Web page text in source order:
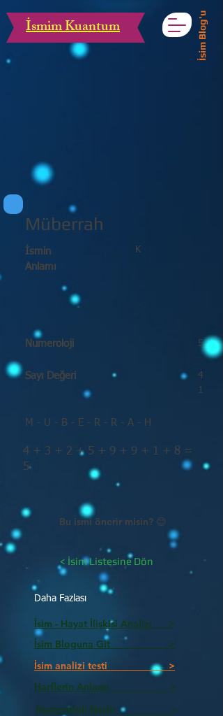
İsmim Kuantum İsim Blog'u
Müberrah
K
İsmin
Anlamı
Numeroloji
Sayı Değeri
5
4
1
M - U - B - E - R - R - A - H
4 + 3 + 2 + 5 + 9 + 9 + 1 + 8 =
5
Bu ismi önerir misin? 😊
< İsim Listesine Dön
Daha Fazlası
İsim - Hayat İlişkisi Analizi >
İsim Bloguna Git >
İsim analizi testi >
Harflerin Anlamı >
Numeroloji Nedir_________ >